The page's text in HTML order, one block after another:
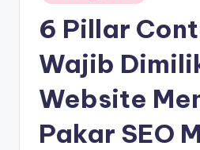
in
6 Pillar
Wajib
Website
Pakar SEO